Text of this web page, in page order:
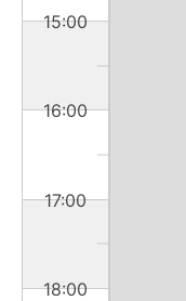
15:00
16:00
17:00
18:00